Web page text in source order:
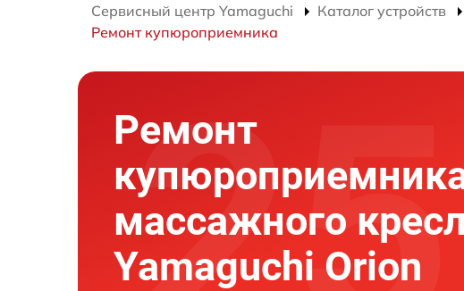
Сервисный центр Yamaguchi Каталог устройств
Ремонт купюроприемника
Ремонт
массажного
Yamaguchi Orion